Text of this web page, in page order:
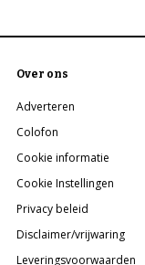
Over ons
Adverteren
Colofon
Cookie informatie
Cookie Instellingen
Privacy beleid
Disclaimer/vrijwaring
Leveringsvoorwaarden